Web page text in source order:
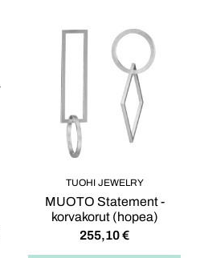
TUOHI JEWELRY
MUOTO Statement -
korvakorut (hopea)
255,10€